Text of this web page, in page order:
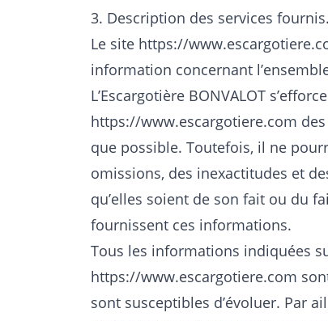
3. Description des services fournis.
Le site https://
information concernant
L’Escargotière BONVALOT
https://www.escargotiere.com
que possible. Toutefois, il ne
omissions, des inexactitudes et
qu’elles soient de son fait ou du
fournissent ces informations.
Tous les informations indiquées
https://www.escargotiere.com
sont susceptibles d’évoluer. Par